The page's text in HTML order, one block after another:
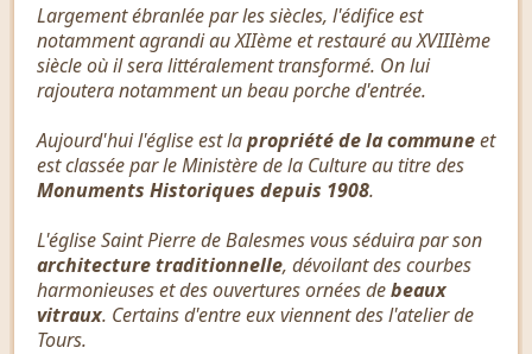
Largement ébranlée par les siècles, l'édifice est
notamment agrandi au XIIème et restauré au XVIIIème
siècle où il sera littéralement transformé. On lui
rajoutera notamment un beau porche d'entrée.
Aujourd'hui l'église est lapropriété de la communeet
est classée par le Ministère de la Culture au titre des
Monuments Historiques depuis 1908.
L'église Saint Pierre de Balesmes vous séduira par son
architecture traditionnelle, dévoilant des courbes
harmonieuses et des ouvertures ornées debeaux
vitraux. Certains d'entre eux viennent des l'atelier de
Tours.